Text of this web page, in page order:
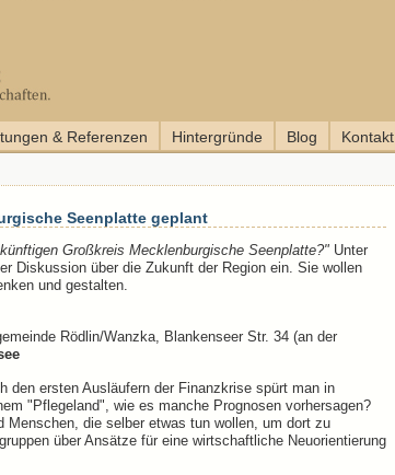
& Referenzen Hintergründe Blog Kontakt
Seenplatte geplant
Großkreis Mecklenburgische Seenplatte?" Unter
Diskussion über die Zukunft der Region ein. Sie wollen
und gestalten.
Rödlin/Wanzka, Blankenseer Str. 34 (an der
den ersten Ausläufern der Finanzkrise spürt man in
"Pflegeland", wie es manche Prognosen vorhersagen?
Menschen, die selber etwas tun wollen, um dort zu
über Ansätze für eine wirtschaftliche Neuorientierung